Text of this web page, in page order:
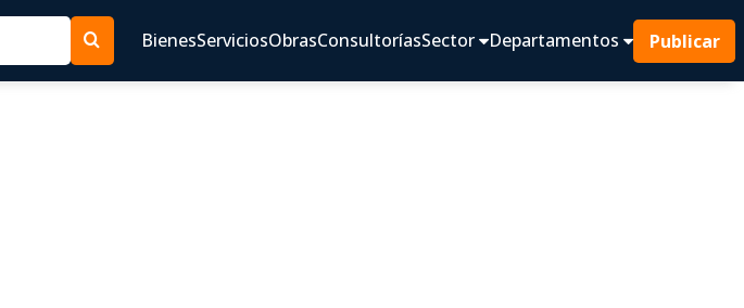
BienesServiciosObrasConsultoríasSector Departamentos Publicar